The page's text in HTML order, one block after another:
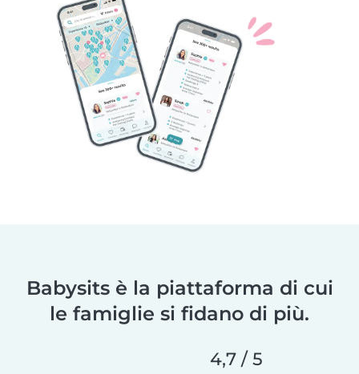
Babysits è la piattaforma di cui
le famiglie si fidano di più.
4,7 / 5